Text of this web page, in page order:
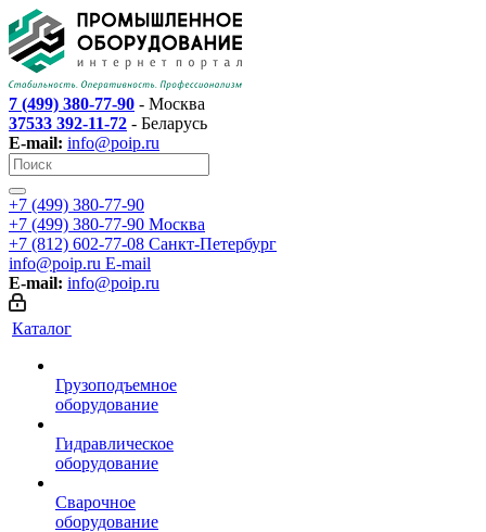
7 (499) 380-77-90 - Москва
37533 392-11-72 - Беларусь
E-mail: info@poip.ru
+7 (499) 380-77-90
+7 (499) 380-77-90 Москва
+7 (812) 602-77-08 Санкт-Петербург
info@poip.ru E-mail
E-mail: info@poip.ru
Каталог
Грузоподъемное
оборудование
Гидравлическое
оборудование
Сварочное
оборудование